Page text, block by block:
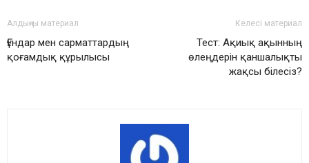
Алдыңғы материал
Ғұндар мен сарматтардың
қоғамдық құрылысы
Келесі материал
Тест: Ақиық ақынның
өлеңдерін қаншалықты
жақсы білесіз?